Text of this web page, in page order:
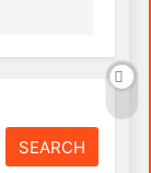
SEARCH